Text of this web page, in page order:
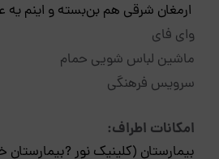
ارمغان شرقی هم بن‌بسته و اینم
وای فای
ماشین لباس شویی حمام
سرویس فرهنگی
امکانات اطراف:
بیمارستان (کلینیک نور